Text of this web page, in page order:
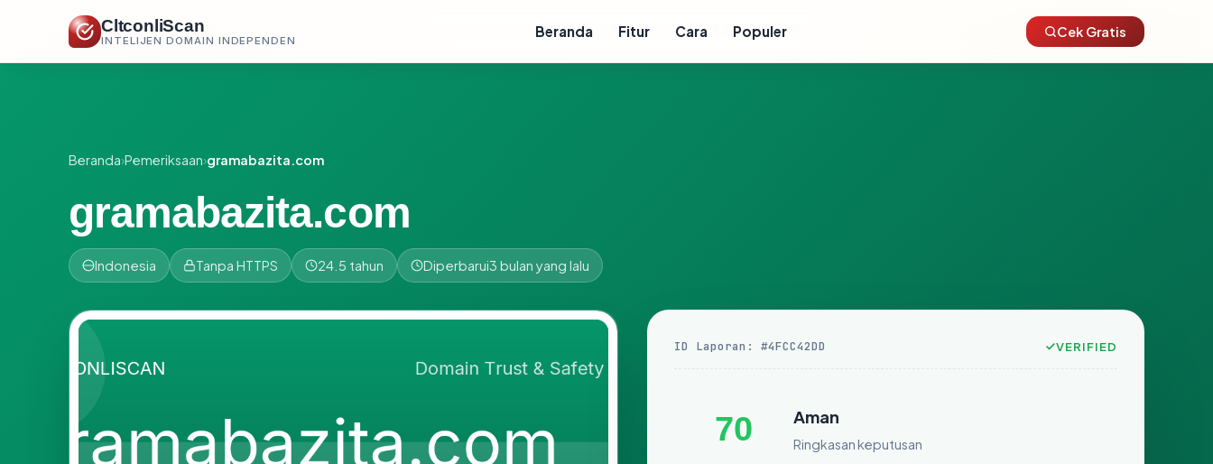
CltconliScan
INTELIJEN DOMAIN INDEPENDEN
Beranda Fitur Cara Populer Cek Gratis
Beranda›Pemeriksaan›gramabazita.com
gramabazita.com
Indonesia Tanpa HTTPS 24.5 tahun Diperbarui3 bulan yang lalu
ID Laporan: #4FCC42DD VERIFIED
70 Aman
Ringkasan keputusan